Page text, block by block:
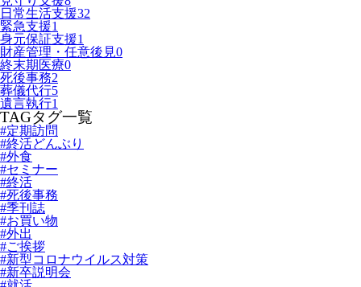
日常生活支援32
緊急支援1
身元保証支援1
財産管理・任意後見0
終末期医療0
死後事務2
葬儀代行5
遺言執行1
TAGタグ一覧
#定期訪問
#終活どんぶり
#外食
#セミナー
#終活
#死後事務
#季刊誌
#お買い物
#外出
#ご挨拶
#新型コロナウイルス対策
#新卒説明会